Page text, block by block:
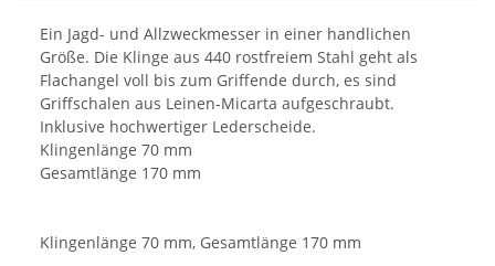
Ein Jagd- und Allzweckmesser in einer handlichen
Größe. Die Klinge aus 440 rostfreiem Stahl geht als
Flachangel voll bis zum Griffende durch, es sind
Griffschalen aus Leinen-Micarta aufgeschraubt.
Inklusive hochwertiger Lederscheide.
Klingenlänge 70 mm
Gesamtlänge 170 mm
Klingenlänge 70 mm, Gesamtlänge 170 mm